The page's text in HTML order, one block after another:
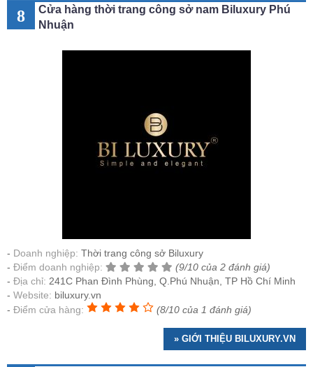
8
Cửa hàng thời trang công sở nam Biluxury Phú
Nhuận
Doanh nghiệp: Thời trang công sở Biluxury
Điểm doanh nghiệp:
(9/10 của 2 đánh giá)
Địa chỉ: 241C Phan Đình Phùng, Q.Phú Nhuận, TP Hồ Chí Minh
Website: biluxury.vn
Điểm cửa hàng:
(8/10 của 1 đánh giá)
» GIỚI THIỆU BILUXURY.VN